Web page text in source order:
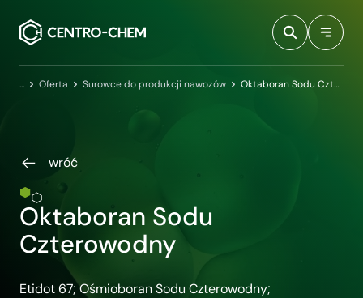
Centro-Chem
Oferta Surowce do produkcji nawozów Oktaboran Sodu Czterowodny
wróć
Oktaboran Sodu
Czterowodny
Etidot 67; Ośmioboran Sodu Czterowodny;